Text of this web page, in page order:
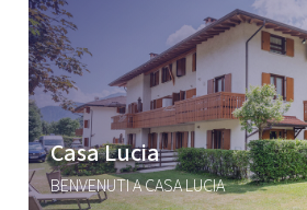
Casa Lucia
BENVENUTI A CASA LUCIA